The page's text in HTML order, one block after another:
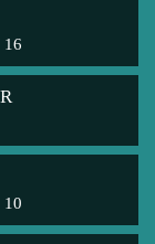
16
10